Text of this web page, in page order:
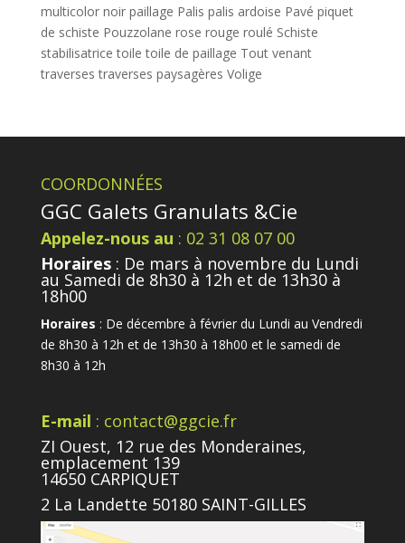
multicolor noir paillage Palis palis ardoise Pavé piquet
de schiste Pouzzolane rose rouge roulé Schiste
stabilisatrice toile toile de paillage Tout venant
traverses traverses paysagères Volige
COORDONNÉES
GGC Galets Granulats &Cie
Appelez-nous au : 02 31 08 07 00
Horaires: De mars à novembre du Lundi
au Samedi de 8h30 à 12h et de 13h30 à
18h00
Horaires : De décembre à février du Lundi au Vendredi
de 8h30 à 12h et de 13h30 à 18h00 et le samedi de
8h30 à 12h
E-mail : contact@ggcie.fr
ZI Ouest, 12 rue des Monderaines,
emplacement 139
14650 CARPIQUET
2 La Landette 50180 SAINT-GILLES